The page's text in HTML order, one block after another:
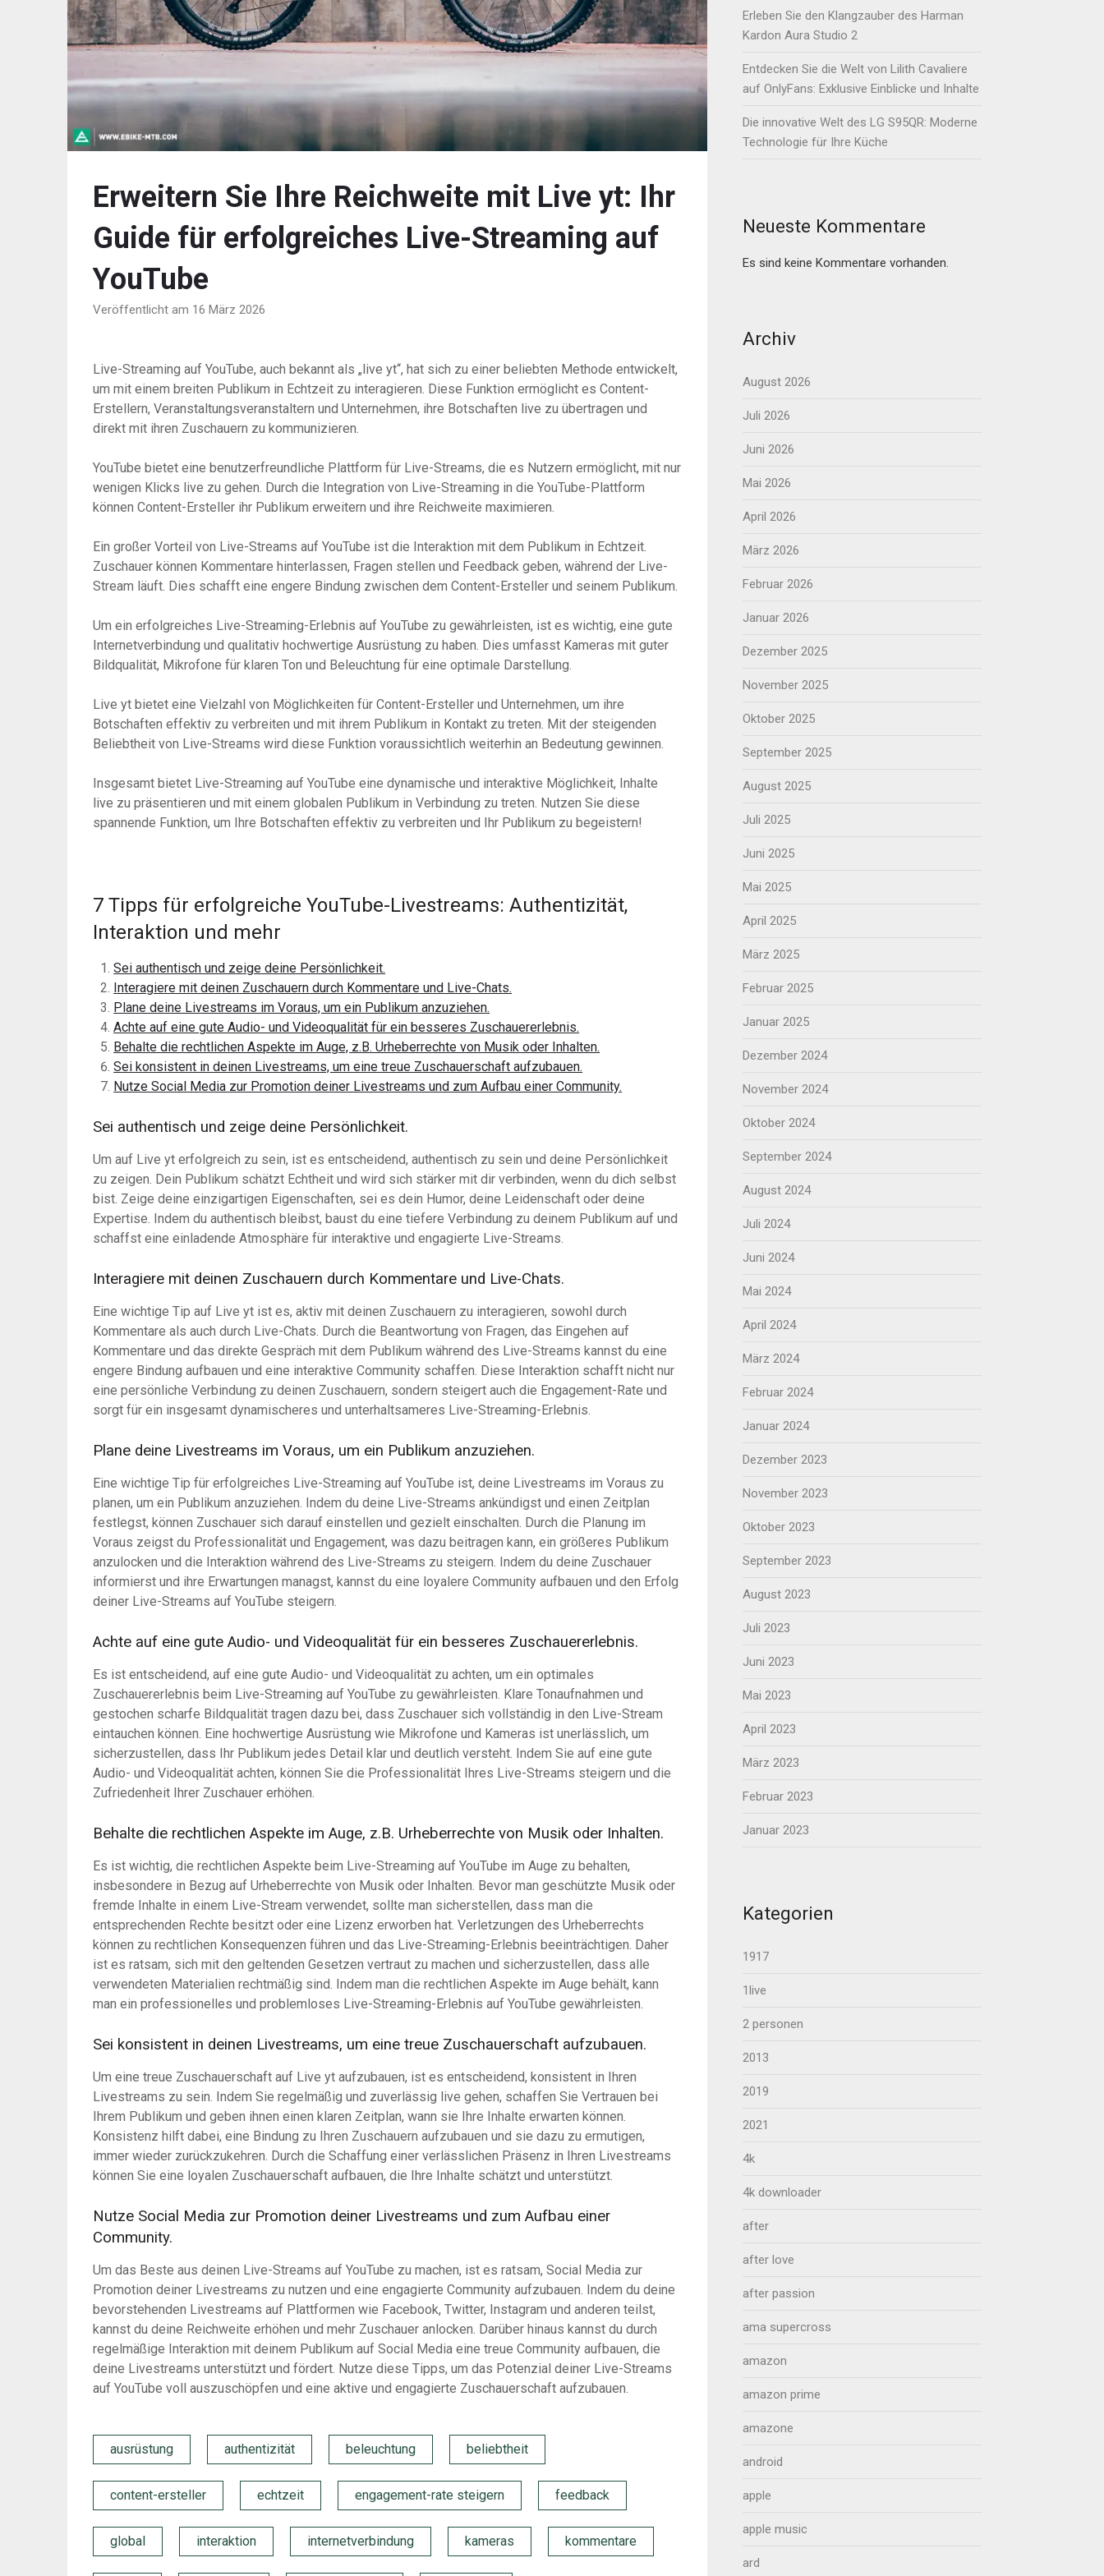
Erweitern Sie Ihre Reichweite mit Live yt: Ihr
Guide für erfolgreiches Live-Streaming auf
YouTube
Veröffentlicht am 16 März 2026
Live-Streaming auf YouTube, auch bekannt als „live yt“, hat sich zu einer beliebten Methode entwickelt,
um mit einem breiten Publikum in Echtzeit zu interagieren. Diese Funktion ermöglicht es Content-
Erstellern, Veranstaltungsveranstaltern und Unternehmen, ihre Botschaften live zu übertragen und
direkt mit ihren Zuschauern zu kommunizieren.
YouTube bietet eine benutzerfreundliche Plattform für Live-Streams, die es Nutzern ermöglicht, mit nur
wenigen Klicks live zu gehen. Durch die Integration von Live-Streaming in die YouTube-Plattform
können Content-Ersteller ihr Publikum erweitern und ihre Reichweite maximieren.
Ein großer Vorteil von Live-Streams auf YouTube ist die Interaktion mit dem Publikum in Echtzeit.
Zuschauer können Kommentare hinterlassen, Fragen stellen und Feedback geben, während der Live-
Stream läuft. Dies schafft eine engere Bindung zwischen dem Content-Ersteller und seinem Publikum.
Um ein erfolgreiches Live-Streaming-Erlebnis auf YouTube zu gewährleisten, ist es wichtig, eine gute
Internetverbindung und qualitativ hochwertige Ausrüstung zu haben. Dies umfasst Kameras mit guter
Bildqualität, Mikrofone für klaren Ton und Beleuchtung für eine optimale Darstellung.
Live yt bietet eine Vielzahl von Möglichkeiten für Content-Ersteller und Unternehmen, um ihre
Botschaften effektiv zu verbreiten und mit ihrem Publikum in Kontakt zu treten. Mit der steigenden
Beliebtheit von Live-Streams wird diese Funktion voraussichtlich weiterhin an Bedeutung gewinnen.
Insgesamt bietet Live-Streaming auf YouTube eine dynamische und interaktive Möglichkeit, Inhalte
live zu präsentieren und mit einem globalen Publikum in Verbindung zu treten. Nutzen Sie diese
spannende Funktion, um Ihre Botschaften effektiv zu verbreiten und Ihr Publikum zu begeistern!
7 Tipps für erfolgreiche YouTube-Livestreams: Authentizität,
Interaktion und mehr
Sei authentisch und zeige deine Persönlichkeit.
Interagiere mit deinen Zuschauern durch Kommentare und Live-Chats.
Plane deine Livestreams im Voraus, um ein Publikum anzuziehen.
Achte auf eine gute Audio- und Videoqualität für ein besseres Zuschauererlebnis.
Behalte die rechtlichen Aspekte im Auge, z.B. Urheberrechte von Musik oder Inhalten.
Sei konsistent in deinen Livestreams, um eine treue Zuschauerschaft aufzubauen.
Nutze Social Media zur Promotion deiner Livestreams und zum Aufbau einer Community.
Sei authentisch und zeige deine Persönlichkeit.
Um auf Live yt erfolgreich zu sein, ist es entscheidend, authentisch zu sein und deine Persönlichkeit
zu zeigen. Dein Publikum schätzt Echtheit und wird sich stärker mit dir verbinden, wenn du dich selbst
bist. Zeige deine einzigartigen Eigenschaften, sei es dein Humor, deine Leidenschaft oder deine
Expertise. Indem du authentisch bleibst, baust du eine tiefere Verbindung zu deinem Publikum auf und
schaffst eine einladende Atmosphäre für interaktive und engagierte Live-Streams.
Interagiere mit deinen Zuschauern durch Kommentare und Live-Chats.
Eine wichtige Tip auf Live yt ist es, aktiv mit deinen Zuschauern zu interagieren, sowohl durch
Kommentare als auch durch Live-Chats. Durch die Beantwortung von Fragen, das Eingehen auf
Kommentare und das direkte Gespräch mit dem Publikum während des Live-Streams kannst du eine
engere Bindung aufbauen und eine interaktive Community schaffen. Diese Interaktion schafft nicht nur
eine persönliche Verbindung zu deinen Zuschauern, sondern steigert auch die Engagement-Rate und
sorgt für ein insgesamt dynamischeres und unterhaltsameres Live-Streaming-Erlebnis.
Plane deine Livestreams im Voraus, um ein Publikum anzuziehen.
Eine wichtige Tip für erfolgreiches Live-Streaming auf YouTube ist, deine Livestreams im Voraus zu
planen, um ein Publikum anzuziehen. Indem du deine Live-Streams ankündigst und einen Zeitplan
festlegst, können Zuschauer sich darauf einstellen und gezielt einschalten. Durch die Planung im
Voraus zeigst du Professionalität und Engagement, was dazu beitragen kann, ein größeres Publikum
anzulocken und die Interaktion während des Live-Streams zu steigern. Indem du deine Zuschauer
informierst und ihre Erwartungen managst, kannst du eine loyalere Community aufbauen und den Erfolg
deiner Live-Streams auf YouTube steigern.
Achte auf eine gute Audio- und Videoqualität für ein besseres Zuschauererlebnis.
Es ist entscheidend, auf eine gute Audio- und Videoqualität zu achten, um ein optimales
Zuschauererlebnis beim Live-Streaming auf YouTube zu gewährleisten. Klare Tonaufnahmen und
gestochen scharfe Bildqualität tragen dazu bei, dass Zuschauer sich vollständig in den Live-Stream
eintauchen können. Eine hochwertige Ausrüstung wie Mikrofone und Kameras ist unerlässlich, um
sicherzustellen, dass Ihr Publikum jedes Detail klar und deutlich versteht. Indem Sie auf eine gute
Audio- und Videoqualität achten, können Sie die Professionalität Ihres Live-Streams steigern und die
Zufriedenheit Ihrer Zuschauer erhöhen.
Behalte die rechtlichen Aspekte im Auge, z.B. Urheberrechte von Musik oder Inhalten.
Es ist wichtig, die rechtlichen Aspekte beim Live-Streaming auf YouTube im Auge zu behalten,
insbesondere in Bezug auf Urheberrechte von Musik oder Inhalten. Bevor man geschützte Musik oder
fremde Inhalte in einem Live-Stream verwendet, sollte man sicherstellen, dass man die
entsprechenden Rechte besitzt oder eine Lizenz erworben hat. Verletzungen des Urheberrechts
können zu rechtlichen Konsequenzen führen und das Live-Streaming-Erlebnis beeinträchtigen. Daher
ist es ratsam, sich mit den geltenden Gesetzen vertraut zu machen und sicherzustellen, dass alle
verwendeten Materialien rechtmäßig sind. Indem man die rechtlichen Aspekte im Auge behält, kann
man ein professionelles und problemloses Live-Streaming-Erlebnis auf YouTube gewährleisten.
Sei konsistent in deinen Livestreams, um eine treue Zuschauerschaft aufzubauen.
Um eine treue Zuschauerschaft auf Live yt aufzubauen, ist es entscheidend, konsistent in Ihren
Livestreams zu sein. Indem Sie regelmäßig und zuverlässig live gehen, schaffen Sie Vertrauen bei
Ihrem Publikum und geben ihnen einen klaren Zeitplan, wann sie Ihre Inhalte erwarten können.
Konsistenz hilft dabei, eine Bindung zu Ihren Zuschauern aufzubauen und sie dazu zu ermutigen,
immer wieder zurückzukehren. Durch die Schaffung einer verlässlichen Präsenz in Ihren Livestreams
können Sie eine loyalen Zuschauerschaft aufbauen, die Ihre Inhalte schätzt und unterstützt.
Nutze Social Media zur Promotion deiner Livestreams und zum Aufbau einer
Community.
Um das Beste aus deinen Live-Streams auf YouTube zu machen, ist es ratsam, Social Media zur
Promotion deiner Livestreams zu nutzen und eine engagierte Community aufzubauen. Indem du deine
bevorstehenden Livestreams auf Plattformen wie Facebook, Twitter, Instagram und anderen teilst,
kannst du deine Reichweite erhöhen und mehr Zuschauer anlocken. Darüber hinaus kannst du durch
regelmäßige Interaktion mit deinem Publikum auf Social Media eine treue Community aufbauen, die
deine Livestreams unterstützt und fördert. Nutze diese Tipps, um das Potenzial deiner Live-Streams
auf YouTube voll auszuschöpfen und eine aktive und engagierte Zuschauerschaft aufzubauen.
ausrüstung authentizität beleuchtung beliebtheit
content-ersteller echtzeit engagement-rate steigern feedback
global interaktion internetverbindung kameras kommentare
Erleben Sie den Klangzauber des Harman
Kardon Aura Studio 2
Entdecken Sie die Welt von Lilith Cavaliere
auf OnlyFans: Exklusive Einblicke und Inhalte
Die innovative Welt des LG S95QR: Moderne
Technologie für Ihre Küche
Neueste Kommentare
Es sind keine Kommentare vorhanden.
Archiv
August 2026
Juli 2026
Juni 2026
Mai 2026
April 2026
März 2026
Februar 2026
Januar 2026
Dezember 2025
November 2025
Oktober 2025
September 2025
August 2025
Juli 2025
Juni 2025
Mai 2025
April 2025
März 2025
Februar 2025
Januar 2025
Dezember 2024
November 2024
Oktober 2024
September 2024
August 2024
Juli 2024
Juni 2024
Mai 2024
April 2024
März 2024
Februar 2024
Januar 2024
Dezember 2023
November 2023
Oktober 2023
September 2023
August 2023
Juli 2023
Juni 2023
Mai 2023
April 2023
März 2023
Februar 2023
Januar 2023
Kategorien
1917
1live
2 personen
2013
2019
2021
4k
4k downloader
after
after love
after passion
ama supercross
amazon
amazon prime
amazone
android
apple
apple music
ard